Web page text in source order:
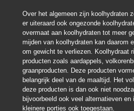
Over het algemeen zijn koolhydraten
er uiteraard ook ongezonde
overmaat aan koolhydraten tot meer
mijden van koolhydraten kan daarom
om gewicht te verliezen. Koolhydraat
producten zoals aardappels,
graanproducten. Deze producten
belangrijk deel van de maaltijd. Het
deze producten is dan ook niet
bijvoorbeeld ook veel alternatieven
kleinere porties ook toegestaan.